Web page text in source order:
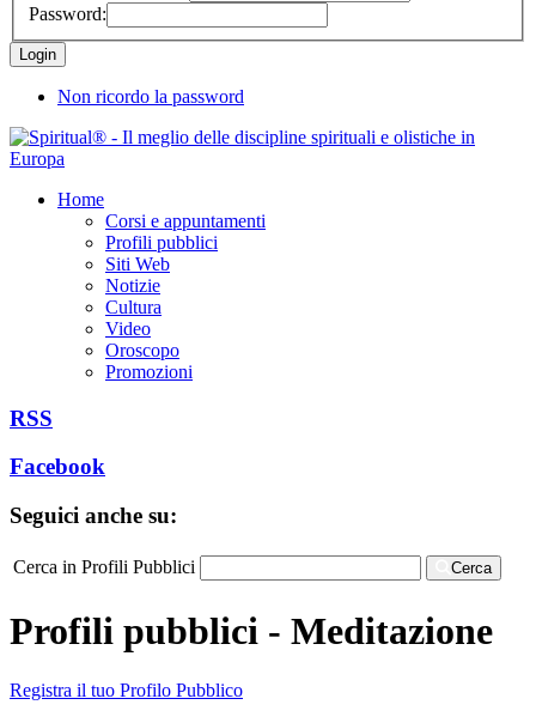
Password:
Non ricordo la password
Home
Corsi e appuntamenti
Profili pubblici
Siti Web
Notizie
Cultura
Video
Oroscopo
Promozioni
RSS
Facebook
Seguici anche su:
Cerca in Profili Pubblici Cerca
Profili pubblici - Meditazione
Registra il tuo Profilo Pubblico